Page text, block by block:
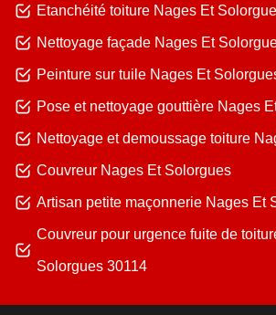
Etanchéité toiture Nages Et
Nettoyage façade Nages Et
Peinture sur tuile Nages Et
Pose et nettoyage gouttière Nages
Nettoyage et demoussage toiture
Couvreur Nages Et Solorgues
Artisan petite maçonnerie Nages Et
Couvreur pour urgence fuite de
Solorgues 30114